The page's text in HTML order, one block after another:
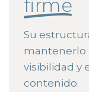
firme
Su
mantenerlo
visibilidad y
contenido.